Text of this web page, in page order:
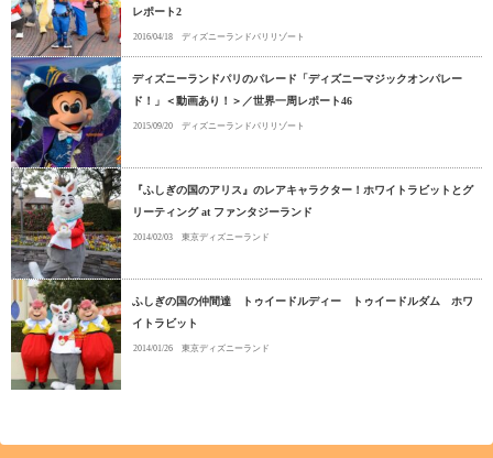
レポート2
2016/04/18 ディズニーランドパリリゾート
ディズニーランドパリのパレード「ディズニーマジックオンパレー
ド！」＜動画あり！＞／世界一周レポート46
2015/09/20 ディズニーランドパリリゾート
『ふしぎの国のアリス』のレアキャラクター！ホワイトラビットとグ
リーティング at ファンタジーランド
2014/02/03 東京ディズニーランド
ふしぎの国の仲間達 トゥイードルディー トゥイードルダム ホワ
イトラビット
2014/01/26 東京ディズニーランド